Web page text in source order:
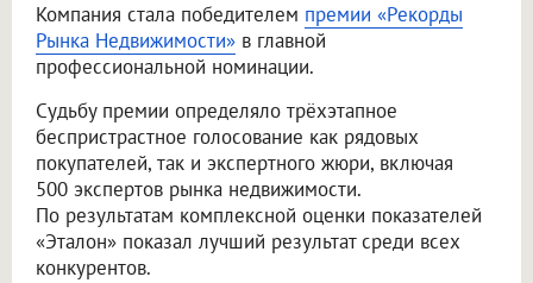
Компания стала победителем премии «Рекорды
Рынка Недвижимости» в главной
профессиональной номинации.
Судьбу премии определяло трёхэтапное
беспристрастное голосование как рядовых
покупателей, так и экспертного жюри, включая
500 экспертов рынка недвижимости.
По результатам комплексной оценки показателей
«Эталон» показал лучший результат среди всех
конкурентов.